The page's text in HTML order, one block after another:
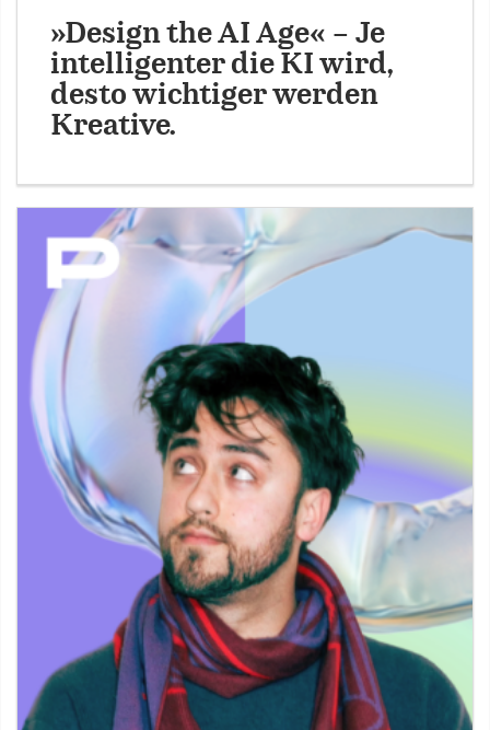
»Design the AI Age« – Je
intelligenter die KI wird,
desto wichtiger werden
Kreative.